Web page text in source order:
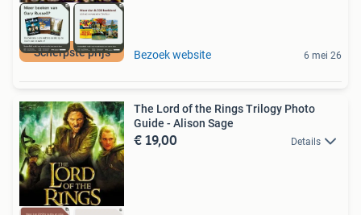
Scherpste prijs Bezoek website 6 mei 26
The Lord of the Rings Trilogy Photo
Guide - Alison Sage
€ 19,00 Details